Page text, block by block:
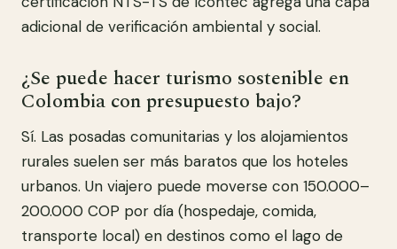
adicional de verificación ambiental y social.
¿Se puede hacer turismo sostenible en
Colombia con presupuesto bajo?
Sí. Las posadas comunitarias y los alojamientos
rurales suelen ser más baratos que los hoteles
urbanos. Un viajero puede moverse con 150.000–
200.000 COP por día (hospedaje, comida,
transporte local) en destinos como el lago de